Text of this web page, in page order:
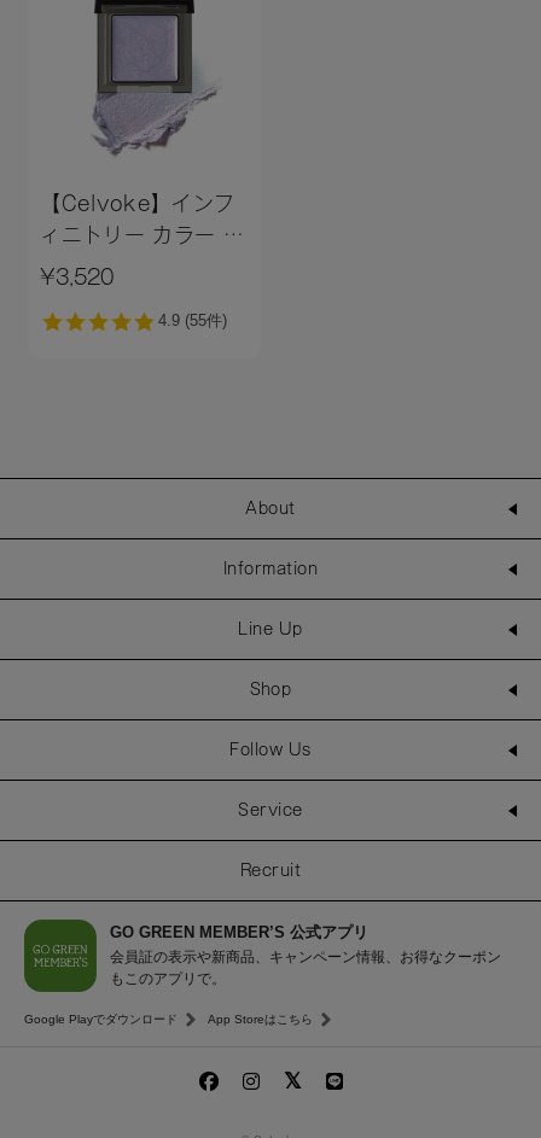
【Celvoke】インフ
ィニトリー カラー N
＜全11色＞
¥3,520
About
Information
Line Up
Shop
Follow Us
Service
Recruit
GO GREEN MEMBER’S 公式アプリ
会員証の表示や新商品、キャンペーン情報、お得なクーポン
もこのアプリで。
Google Playでダウンロード App Storeはこちら